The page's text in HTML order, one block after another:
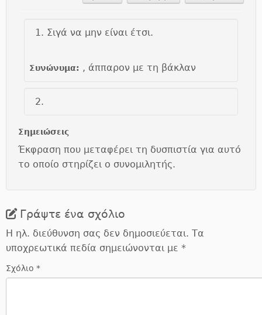
Σιγά να μην είναι έτσι.
Συνώνυμα: , άππαρον με τη βάκλαν
Σημειώσεις
Έκφραση που μεταφέρει τη δυσπιστία για αυτό
το οποίο στηρίζει ο συνομιλητής.
Γράψτε ένα σχόλιο
Η ηλ. διεύθυνση σας δεν δημοσιεύεται. Τα
υποχρεωτικά πεδία σημειώνονται με *
Σχόλιο *